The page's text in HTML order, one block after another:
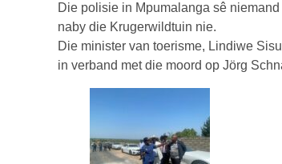
Die polisie in Mpumalanga sê
naby die Krugerwildtuin nie.
Die minister van toerisme, Lindiwe
in verband met die moord op Jörg